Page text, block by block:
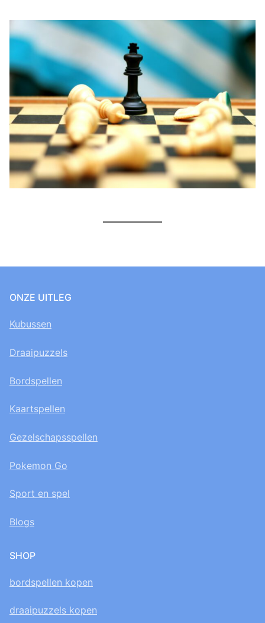
ONZE UITLEG
Kubussen
Draaipuzzels
Bordspellen
Kaartspellen
Gezelschapsspellen
Pokemon Go
Sport en spel
Blogs
SHOP
bordspellen kopen
draaipuzzels kopen